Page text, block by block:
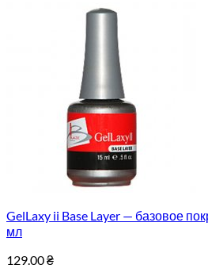
GelLaxy ii Base Layer — базовое
мл
129.00₴